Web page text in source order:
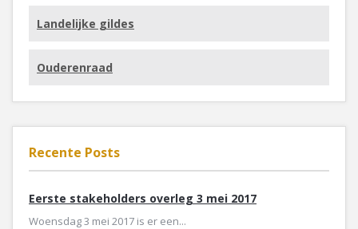
Landelijke gildes
Ouderenraad
Recente Posts
Eerste stakeholders overleg 3 mei 2017
Woensdag 3 mei 2017 is er een...